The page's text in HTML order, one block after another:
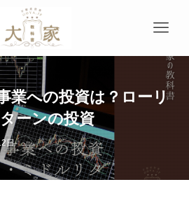
業への投資は？ローリ
ーンの投資
日